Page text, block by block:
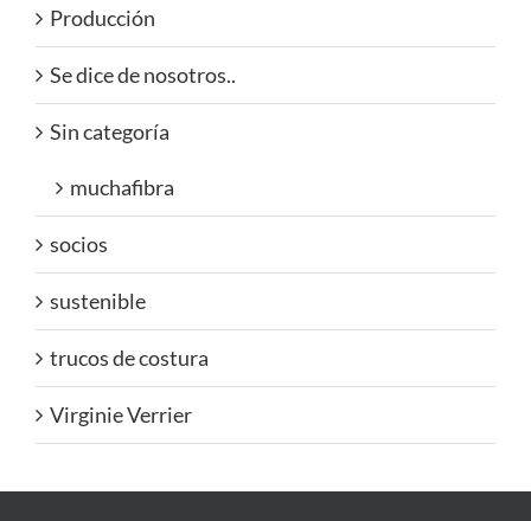
Producción
Se dice de nosotros..
Sin categoría
muchafibra
socios
sustenible
trucos de costura
Virginie Verrier